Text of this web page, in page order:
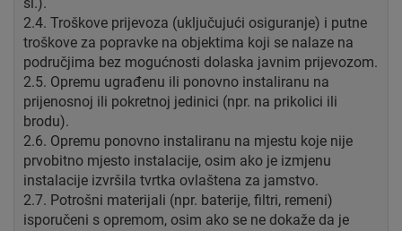
2.4. Troškove prijevoza (uključujući osiguranje) i putne
troškove za popravke na objektima koji se nalaze na
područjima bez mogućnosti dolaska javnim prijevozom.
2.5. Opremu ugrađenu ili ponovno instaliranu na
prijenosnoj ili pokretnoj jedinici (npr. na prikolici ili
brodu).
2.6. Opremu ponovno instaliranu na mjestu koje nije
prvobitno mjesto instalacije, osim ako je izmjenu
instalacije izvršila tvrtka ovlaštena za jamstvo.
2.7. Potrošni materijali (npr. baterije, filtri, remeni)
isporučeni s opremom, osim ako se ne dokaže da je